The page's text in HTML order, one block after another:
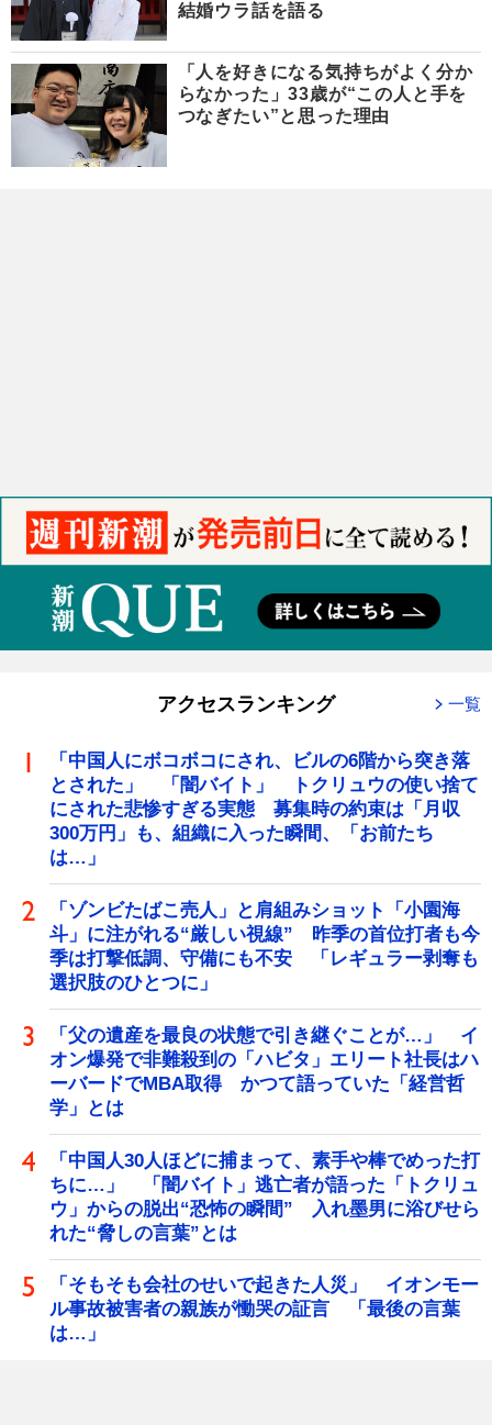
結婚ウラ話を語る
「人を好きになる気持ちがよく分か
らなかった」33歳が“この人と手を
つなぎたい”と思った理由
アクセスランキング 一覧
「中国人にボコボコにされ、ビルの6階から突き落
とされた」 「闇バイト」 トクリュウの使い捨て
にされた悲惨すぎる実態 募集時の約束は「月収
300万円」も、組織に入った瞬間、「お前たち
は…」
「ゾンビたばこ売人」と肩組みショット「小園海
斗」に注がれる“厳しい視線” 昨季の首位打者も今
季は打撃低調、守備にも不安 「レギュラー剥奪も
選択肢のひとつに」
「父の遺産を最良の状態で引き継ぐことが…」 イ
オン爆発で非難殺到の「ハビタ」エリート社長はハ
ーバードでMBA取得 かつて語っていた「経営哲
学」とは
「中国人30人ほどに捕まって、素手や棒でめった打
ちに…」 「闇バイト」逃亡者が語った「トクリュ
ウ」からの脱出“恐怖の瞬間” 入れ墨男に浴びせら
れた“脅しの言葉”とは
「そもそも会社のせいで起きた人災」 イオンモー
ル事故被害者の親族が慟哭の証言 「最後の言葉
は…」